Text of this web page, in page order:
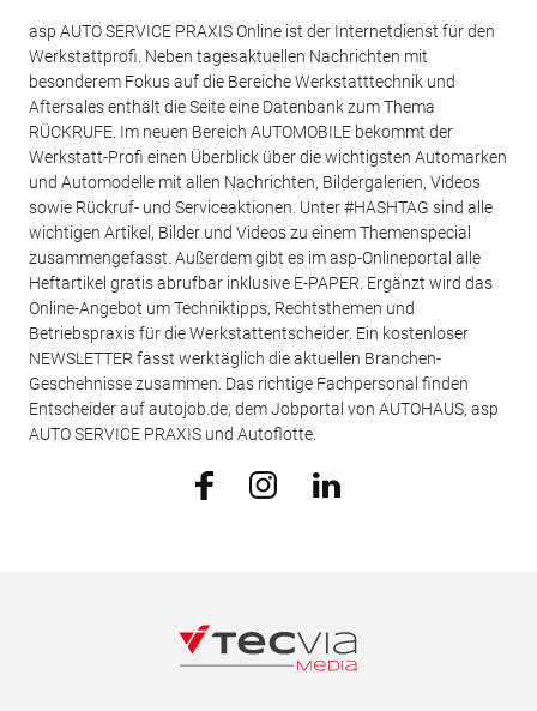
asp AUTO SERVICE PRAXIS Online ist der Internetdienst für den
Werkstattprofi. Neben tagesaktuellen Nachrichten mit
besonderem Fokus auf die Bereiche Werkstatttechnik und
Aftersales enthält die Seite eine Datenbank zum Thema
RÜCKRUFE. Im neuen Bereich AUTOMOBILE bekommt der
Werkstatt-Profi einen Überblick über die wichtigsten Automarken
und Automodelle mit allen Nachrichten, Bildergalerien, Videos
sowie Rückruf- und Serviceaktionen. Unter #HASHTAG sind alle
wichtigen Artikel, Bilder und Videos zu einem Themenspecial
zusammengefasst. Außerdem gibt es im asp-Onlineportal alle
Heftartikel gratis abrufbar inklusive E-PAPER. Ergänzt wird das
Online-Angebot um Techniktipps, Rechtsthemen und
Betriebspraxis für die Werkstattentscheider. Ein kostenloser
NEWSLETTER fasst werktäglich die aktuellen Branchen-
Geschehnisse zusammen. Das richtige Fachpersonal finden
Entscheider auf autojob.de, dem Jobportal von AUTOHAUS, asp
AUTO SERVICE PRAXIS und Autoflotte.